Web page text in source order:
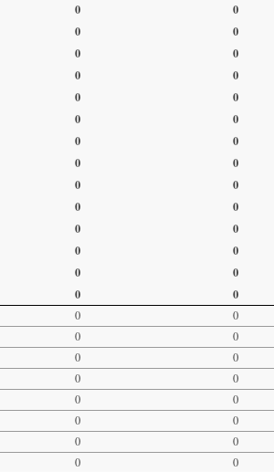
0 0
0 0
0 0
0 0
0 0
0 0
0 0
0 0
0 0
0 0
0 0
0 0
0 0
0 0
0 0
0 0
0 0
0 0
0 0
0 0
0 0
0 0